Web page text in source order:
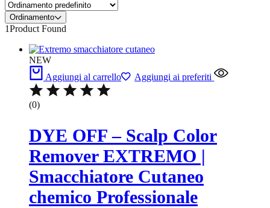
Ordinamento
1Product Found
NEW
Aggiungi al carrello
Aggiungi ai preferiti
(0)
DYE OFF – Scalp Color
Remover EXTREMO |
Smacchiatore Cutaneo
chemico Professionale